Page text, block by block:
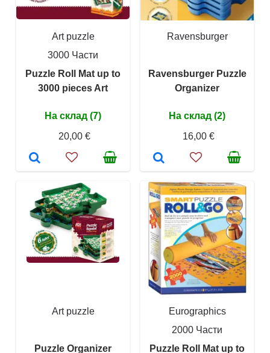
Art puzzle
3000 Части
Puzzle Roll Mat up to
3000 pieces Art
На склад (7)
20,00 €
Ravensburger
Ravensburger Puzzle
Organizer
На склад (2)
16,00 €
Art puzzle
Puzzle Organizer
Eurographics
2000 Части
Puzzle Roll Mat up to